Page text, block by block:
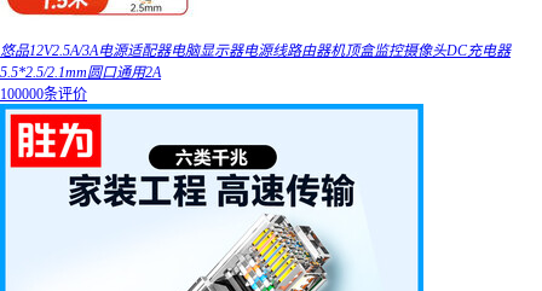
悠品12V2.5A/3A电源适配器电脑显示器电源线路由器机顶盒监控摄像头DC充电器
5.5*2.5/2.1mm圆口通用2A
100000条评价